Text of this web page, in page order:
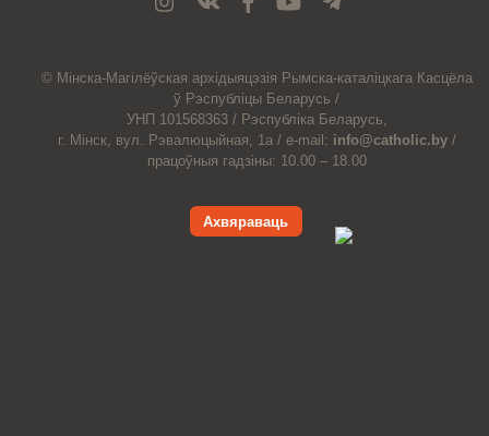
© Мiнска-Магiлёўская архiдыяцэзiя Рымска-каталіцкага Касцёла
ў Рэспубліцы Беларусь /
УНП 101568363 / Рэспубліка Беларусь,
г. Мінск, вул. Рэвалюцыйная, 1а / e-mail: info@catholic.by /
працоўныя гадзіны: 10.00 – 18.00
Ахвяраваць